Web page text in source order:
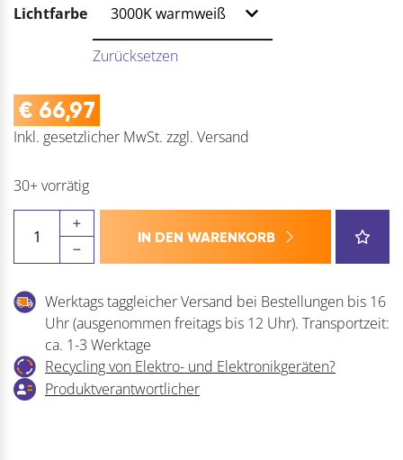
Lichtfarbe
Zurücksetzen
€ 66,97
Inkl. gesetzlicher MwSt. zzgl. Versand
30+ vorrätig
Einbauleuchte
LD
EF
Dimm.
V
Menge
IN DEN WARENKORB
Werktags taggleicher Versand bei Bestellungen bis 16
Uhr (ausgenommen freitags bis 12 Uhr). Transportzeit:
ca. 1-3 Werktage
Recycling von Elektro- und Elektronikgeräten?
Produktverantwortlicher